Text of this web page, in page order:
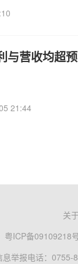
与营收均超
21:44
关
粤ICP备09109218
息举报电话：0755-